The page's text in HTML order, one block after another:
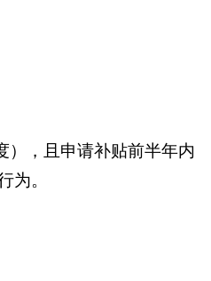
），且申请补贴前半年内
为。